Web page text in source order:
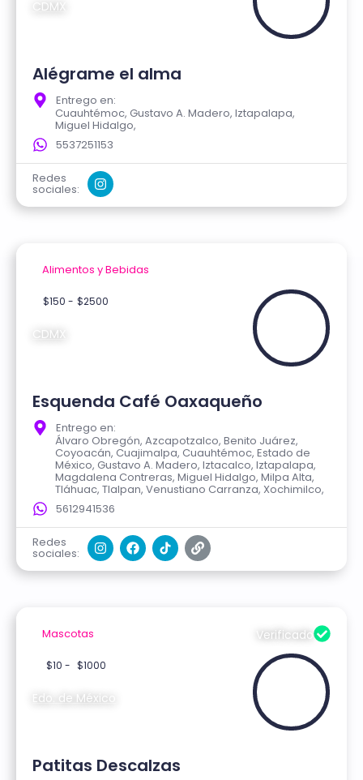
CDMX
Alégrame el alma
Entrego en:
Cuauhtémoc, Gustavo A. Madero, Iztapalapa,
Miguel Hidalgo,
5537251153
Redes
sociales:
Alimentos y Bebidas
$150 - $2500
CDMX
Esquenda Café Oaxaqueño
Entrego en:
Álvaro Obregón, Azcapotzalco, Benito Juárez,
Coyoacán, Cuajimalpa, Cuauhtémoc, Estado de
México, Gustavo A. Madero, Iztacalco, Iztapalapa,
Magdalena Contreras, Miguel Hidalgo, Milpa Alta,
Tláhuac, Tlalpan, Venustiano Carranza, Xochimilco,
5612941536
Redes
sociales:
Mascotas
$10 - $1000
Edo. de México
Verificado
Patitas Descalzas